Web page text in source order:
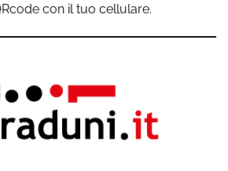
con il tuo cellulare.